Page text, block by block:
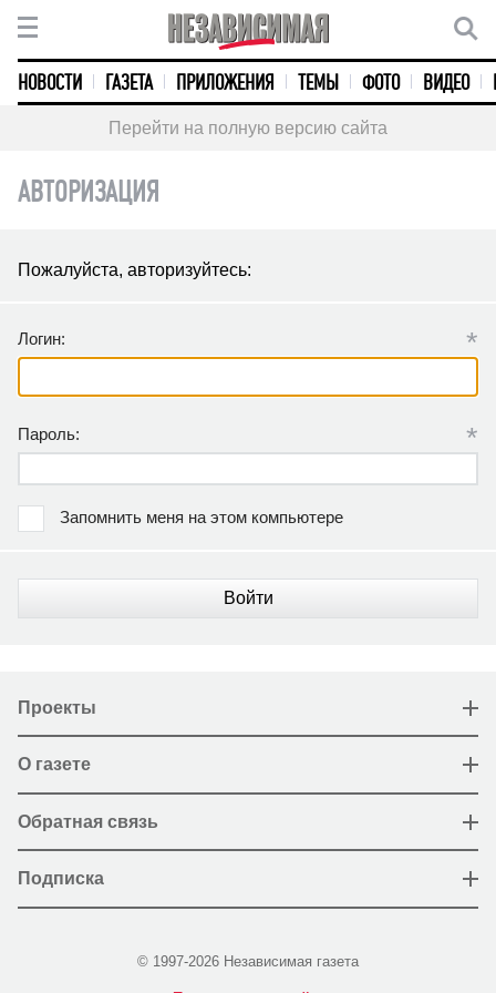
НОВОСТИ ГАЗЕТА ПРИЛОЖЕНИЯ ТЕМЫ ФОТО ВИДЕО
Перейти на полную версию сайта
АВТОРИЗАЦИЯ
Пожалуйста, авторизуйтесь:
Логин: *
Пароль: *
Запомнить меня на этом компьютере
Войти
Проекты
О газете
Обратная связь
Подписка
© 1997-2026 Независимая газета